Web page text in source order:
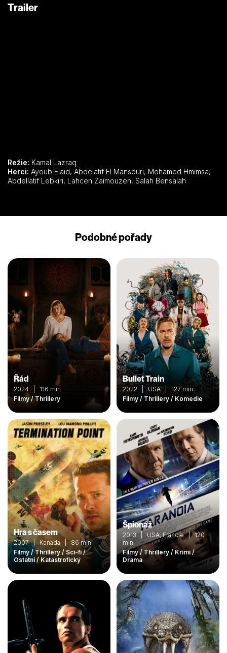
Trailer
Režie: Kamal Lazraq
Herci:
Abdellatif Lebkiri, Lahcen Zaimouzen, Salah Bensalah
Podobné pořady
Řád
2024 | 116 min
Filmy / Thrillery
Bullet Train
2022 | USA | 127 min
Filmy / Thrillery / Komedie
Hra s časem
2007 | Kanada | 86 min
Filmy / Thrillery / Sci-fi /
Ostatní / Katastrofický
Špionáž
2013 | USA, Francie | 120
min
Filmy / Thrillery / Krimi /
Drama